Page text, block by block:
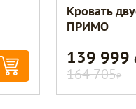
Кровать
ПРИМО
139 999
164 705Р